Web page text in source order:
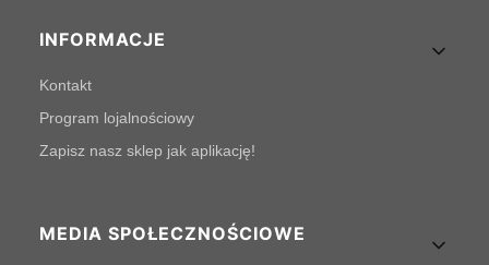
INFORMACJE
Kontakt
Program lojalnościowy
Zapisz nasz sklep jak aplikację!
MEDIA SPOŁECZNOŚCIOWE